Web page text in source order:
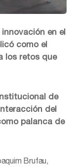
en el
como el
los retos que
de
del
palanca de
Brufau,